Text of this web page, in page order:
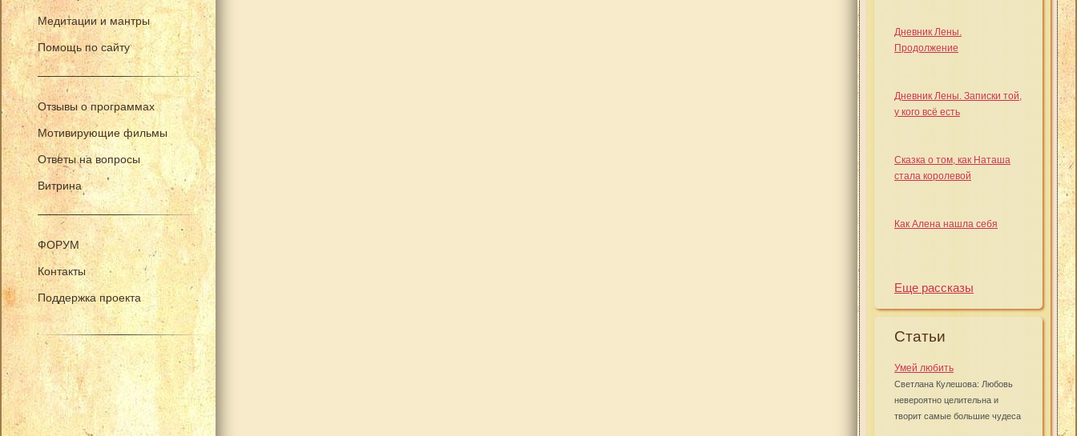
Медитации и мантры
Помощь по сайту
Отзывы о программах
Мотивирующие фильмы
Ответы на вопросы
Витрина
ФОРУМ
Контакты
Поддержка проекта
Дневник Лены.
Продолжение
Дневник Лены. Записки той,
у кого всё есть
Сказка о том, как Наташа
стала королевой
Как Алена нашла себя
Еще рассказы
Статьи
Умей любить
Светлана Кулешова: Любовь
невероятно целительна и
творит самые большие чудеса